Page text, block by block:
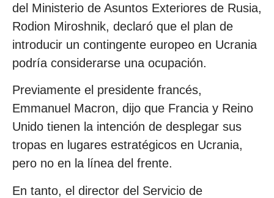
del Ministerio de Asuntos Exteriores de Rusia,
Rodion Miroshnik, declaró que el plan de
introducir un contingente europeo en Ucrania
podría considerarse una ocupación.
Previamente el presidente francés,
Emmanuel Macron, dijo que Francia y Reino
Unido tienen la intención de desplegar sus
tropas en lugares estratégicos en Ucrania,
pero no en la línea del frente.
En tanto, el director del Servicio de